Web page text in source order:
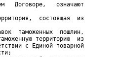
Договоре,   означают
состоящая  из
таможенных  пошлин,
территорию  из
с Единой товарной